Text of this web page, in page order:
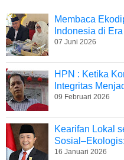
Membaca
Indonesia di
07 Juni 2026
HPN : Ketika
Integritas
09 Februari 2026
Kearifan Lokal
16 Januari 2026